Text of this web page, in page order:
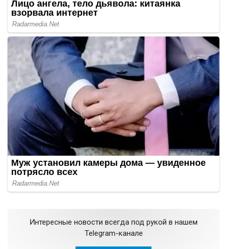
Интересные новости всегда под рукой в нашем
Telegram-канале